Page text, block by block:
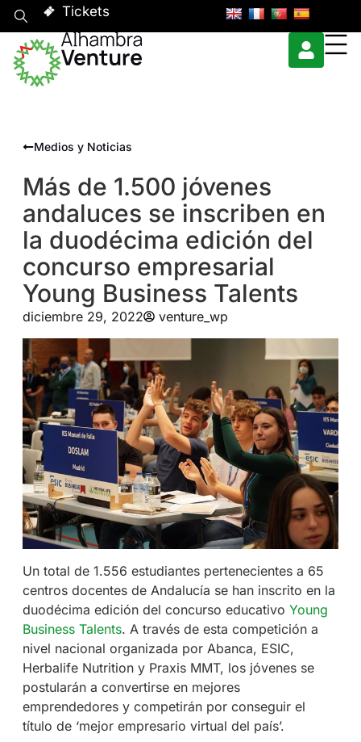
Tickets
Medios y Noticias
Más de 1.500 jóvenes
andaluces se inscriben en
la duodécima edición del
concurso empresarial
Young Business Talents
diciembre 29, 2022 venture_wp
Un total de 1.556 estudiantes pertenecientes a 65
centros docentes de Andalucía se han inscrito en la
duodécima edición del concurso educativo Young
Business Talents. A través de esta competición a
nivel nacional organizada por Abanca, ESIC,
Herbalife Nutrition y Praxis MMT, los jóvenes se
postularán a convertirse en mejores
emprendedores y competirán por conseguir el
título de ‘mejor empresario virtual del país’.